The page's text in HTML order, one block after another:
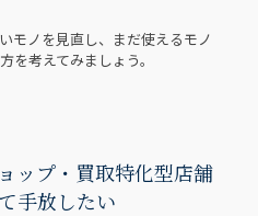
モノを見直し、まだ使えるモノ
を考えてみましょう。
ップ・買取特化型店舗
手放したい